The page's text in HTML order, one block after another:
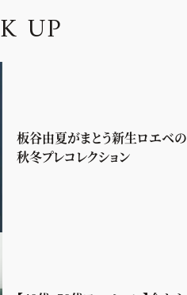
K UP
板谷由夏がまとう新生ロエベの
秋冬プレコレクション